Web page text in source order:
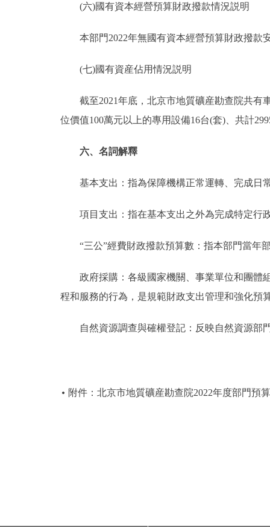
(六)國有資本經營預算財政撥款情況説明
本部門2022年無國有資本經營預算財政撥款
(七)國有資産佔用情況説明
截至2021年底，北京市地質礦産勘查院共有車
位價值100萬元以上的專用設備16台(套)、共計
六、名詞解釋
基本支出：指為保障機構正常運轉、完成日
項目支出：指在基本支出之外為完成特定行
“三公”經費財政撥款預算數：指本部門當年部
政府採購：各級國家機關、事業單位和團體組
程和服務的行為，是規範財政支出管理和強化預
自然資源調查與確權登記：反映自然資源部
附件：北京市地質礦産勘查院2022年度部門預